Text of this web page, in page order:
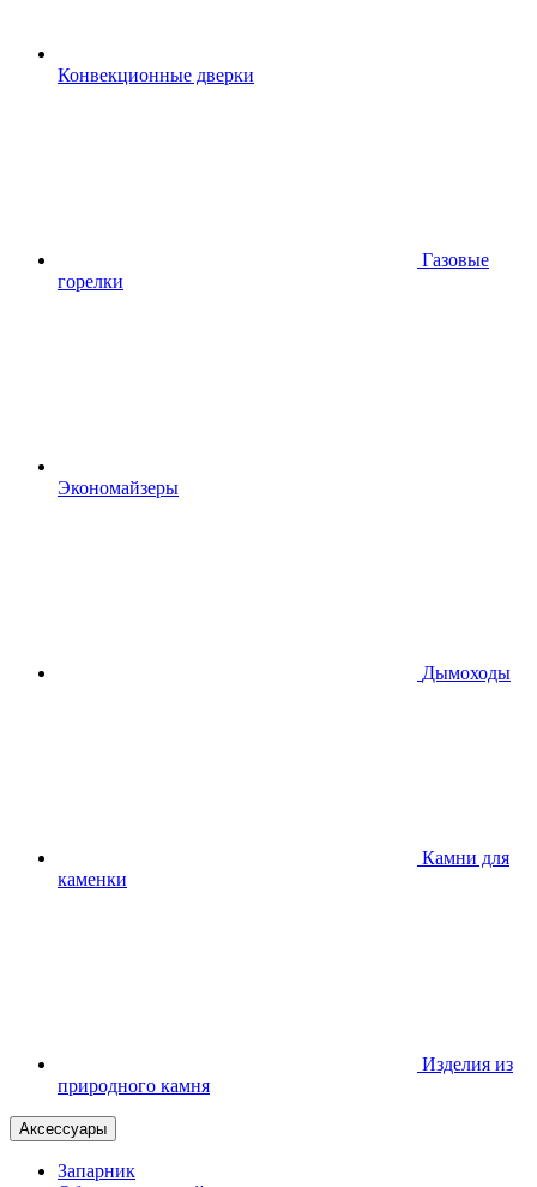
Конвекционные дверки
Газовые
горелки
Экономайзеры
Дымоходы
Камни для
каменки
Изделия из
природного камня
Аксессуары
Запарник